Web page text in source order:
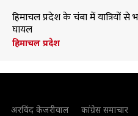
हिमाचल प्रदेश के चंबा में यात्रियों
घायल
हिमाचल प्रदेश
अरविंद केजरीवाल कांग्रेस समाचार